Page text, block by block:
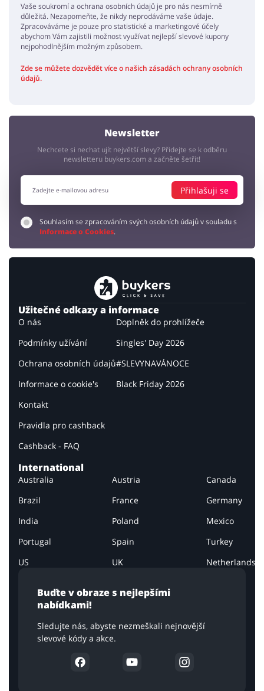
Vaše soukromí a ochrana osobních údajů je pro nás nesmírně
důležitá. Nezapomeňte, že nikdy neprodáváme vaše údaje.
Zpracováváme je pouze pro statistické a marketingové účely
abychom Vám zajistili možnost využívat nejlepší slevové kupony
nejpohodlnějším možným způsobem.
Zde se můžete dozvědět více o našich zásadách ochrany osobních
údajů.
Newsletter
Nechcete si nechat ujít největší slevy? Přidejte se k odběru
newsletteru buykers.com a začněte šetřit!
Přihlašuji se
Souhlasím se zpracováním svých osobních údajů v souladu s
Informace o Cookies.
Buďte v obraze s nejlepšími
nabídkami!
Sledujte nás, abyste nezmeškali nejnovější
slevové kódy a akce.
Užitečné odkazy a informace
O nás
Podmínky užívání
Ochrana osobních údajů
Informace o cookie's
Kontakt
Pravidla pro cashback
Cashback - FAQ
Doplněk do prohlížeče
Singles' Day 2026
#SLEVYNAVÁNOCE
Black Friday 2026
International
Australia Austria
Canada
Brazil
France
Germany
India
Poland
Mexico
Portugal
Spain
Turkey
US
UK Netherlands